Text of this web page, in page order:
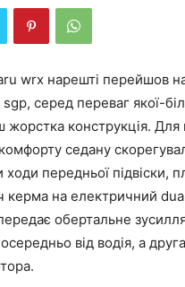
wrx нарешті перейшов
серед переваг якої-
жорстка конструкція.
комфорту седану
ходи передньої підвіски,
керма на електричний
обертальне
від водія, а